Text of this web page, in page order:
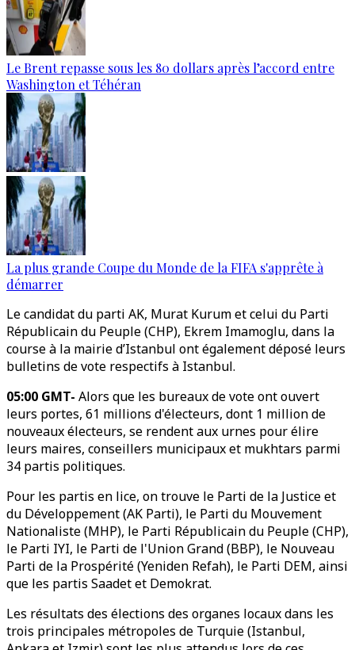
Le Brent repasse sous les 80 dollars après l’accord entre
Washington et Téhéran
La plus grande Coupe du Monde de la FIFA s'apprête à
démarrer
Le candidat du parti AK, Murat Kurum et celui du Parti
Républicain du Peuple (CHP), Ekrem Imamoglu, dans la
course à la mairie d’Istanbul ont également déposé leurs
bulletins de vote respectifs à Istanbul.
05:00 GMT- Alors que les bureaux de vote ont ouvert
leurs portes, 61 millions d'électeurs, dont 1 million de
nouveaux électeurs, se rendent aux urnes pour élire
leurs maires, conseillers municipaux et mukhtars parmi
34 partis politiques.
Pour les partis en lice, on trouve le Parti de la Justice et
du Développement (AK Parti), le Parti du Mouvement
Nationaliste (MHP), le Parti Républicain du Peuple (CHP),
le Parti IYI, le Parti de l'Union Grand (BBP), le Nouveau
Parti de la Prospérité (Yeniden Refah), le Parti DEM, ainsi
que les partis Saadet et Demokrat.
Les résultats des élections des organes locaux dans les
trois principales métropoles de Turquie (Istanbul,